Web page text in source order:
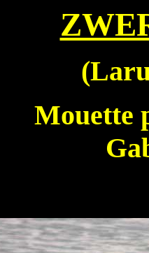
(
Mouette